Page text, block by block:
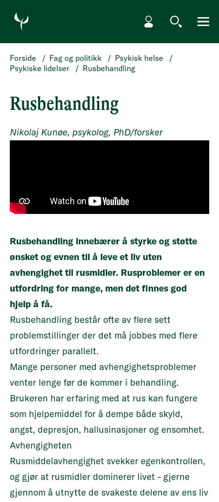
HOPP TIL HOVEDINNHOLD
Min side
Søk Meny
Forside / Fag og politikk / Psykisk helse
/
Psykiske lidelser
/ Rusbehandling
Rusbehandling
Nikolaj Kunøe, psykolog, PhD/forsker
Rusbehandling innebærer å styrke og støtte
ønsket og evnen til å leve et liv uten
avhengighet til rusmidler. Rusproblemer er en
utfordring for mange, men det finnes god
hjelp å få.
Rusbehandling består ofte av flere sett
problemstillinger der det må jobbes med flere
utfordringer parallelt.
Mange personer med avhengighetsproblemer
venter lenge før de kommer i behandling.
Brukeren har erfaring med at rus kan fungere
som hjelpemiddel for å dempe både skyld,
angst, depresjon, hallusinasjoner og ensomhet.
Avhengigheten
Rusmiddelavhengighet svekker egenkontrollen,
og gjør at rusmidler dominerer livet - gjerne
gjennom å utnytte de svakeste delene av ens liv